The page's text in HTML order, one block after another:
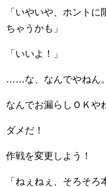
「いやいや、ホント
ちゃうかも」
「いいよ！」
……な、なんでやねん。
なんでお漏らしＯＫや
ダメだ！
作戦を変更しよう！
「ねぇねぇ、そろそ